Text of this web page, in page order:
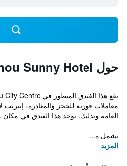
حول Hangzhou Sunny Hotel
معاملات فورية للحجز والمغادرة،
العامة وتدليك. يوجد هذا الفندق في
تشمل ه...
المزيد